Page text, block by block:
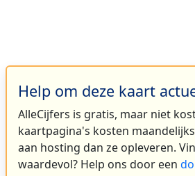
Help om deze kaart
AlleCijfers is gratis, maar niet
kaartpagina's kosten
aan hosting dan ze opleveren.
waardevol? Help ons door een